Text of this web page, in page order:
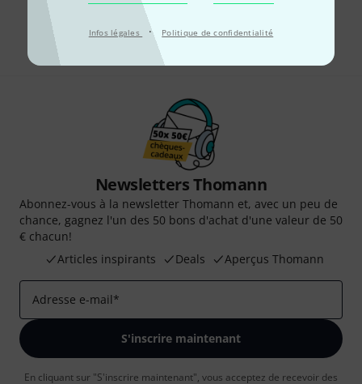
Infos légales · Politique de confidentialité
Partager Aide et commentaires
Newsletters Thomann
Abonnez-vous à la newsletter Thomann et, avec un peu de
chance, gagnez l'un des 50 bons d'achat d'une valeur de 50
€ chacun!
Articles inspirants
Deals Aperçus Thomann
Adresse e-mail*
S'inscrire maintenant
En cliquant sur "S'inscrire maintenant", vous acceptez de recevoir des